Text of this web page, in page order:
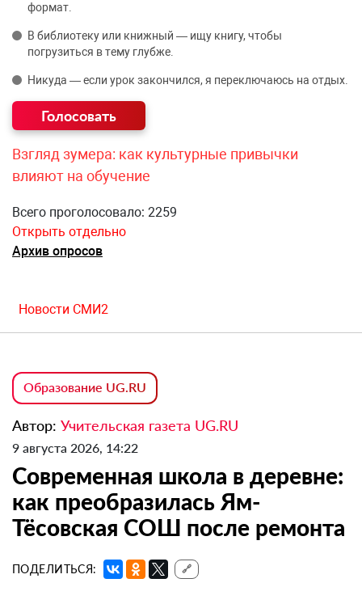
формат.
В библиотеку или книжный — ищу книгу, чтобы
погрузиться в тему глубже.
Никуда — если урок закончился, я переключаюсь на отдых.
Взгляд зумера: как культурные привычки
влияют на обучение
Всего проголосовало: 2259
Открыть отдельно
Архив опросов
Новости СМИ2
Образование UG.RU
Автор: Учительская газета UG.RU
9 августа 2026, 14:22
Современная школа в деревне:
как преобразилась Ям-
Тёсовская СОШ после ремонта
ПОДЕЛИТЬСЯ: 🔗